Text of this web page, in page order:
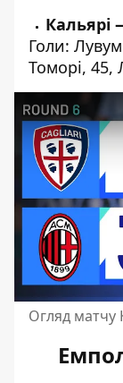
Кальярі
Голи:
Томорі, 45,
Огляд матчу